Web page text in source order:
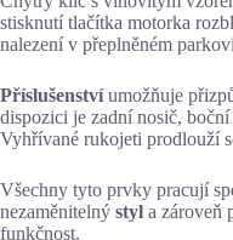
stisknutí tlačítka motorka
nalezení v přeplněném
Příslušenstvíumožňuje
dispozici je zadní nosič,
Vyhřívané rukojeti prodlouží
Všechny tyto prvky pracují
nezaměnitelný styl a zároveň
funkčnost.